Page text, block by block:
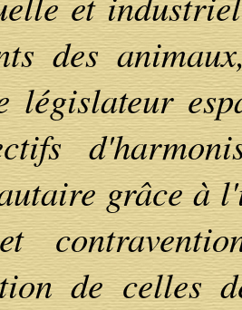
des
législateur
grâce à
de celles